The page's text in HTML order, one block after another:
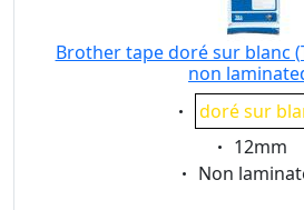
Brother tape doré sur blanc
non
Eigenschaft:
doré sur
Eigenschaft:
12mm
Eigenschaft:
Non